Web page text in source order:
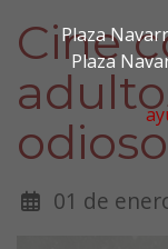
Plaza
Plaza
Cine
01 de